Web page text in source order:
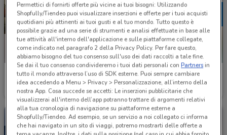
Fastweb
Scade il 27/08 1.7 km
Mondadori Store
Scade il 23/08
Permettici di fornirti offerte più vicine ai tuoi bisogni: Utilizzando
Shopfully/Tiendeo puoi visualizzare inserzioni e offerte per i tuoi acquisti
quotidiani più attinenti ai tuoi gusti e al tuo mondo. Tutto questo è
possibile grazie ad una serie di strumenti e analisi effettuate in base alle
tue attività all'interno dell'applicazione e sulle piattaforme collegate,
come indicato nel paragrafo 2 della Privacy Policy. Per fare questo,
abbiamo bisogno del tuo consenso sull'uso dei dati raccolti a tale fine.
Se dai il tuo consenso condivideremo i tuoi dati personali conPartnersin
tutto il mondo attraverso l’uso di SDK esterne. Puoi sempre cambiare
idea accedendo a Menu > Privacy > Personalizzazione, all’interno della
nostra App. Cosa succede se accetti: Le inserzioni pubblicitarie che
visualizzerai all'interno dell’app potranno trattare di argomenti relativi
alla tua cronologia di navigazione su piattaforme esterne a
Shopfully/Tiendeo. Ad esempio, se un servizio a noi collegato ci informa
che hai navigato in un sito di viaggi, potremo mostrarti delle offerte a